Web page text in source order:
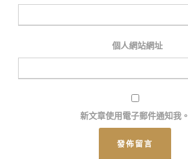
個人網站網址
新文章使用電子郵件通知我。